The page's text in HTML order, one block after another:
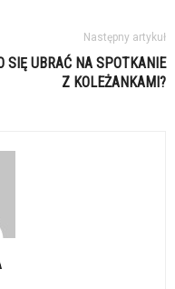
Następny artykuł
SIĘ UBRAĆ NA SPOTKANIE
Z KOLEŻANKAMI?